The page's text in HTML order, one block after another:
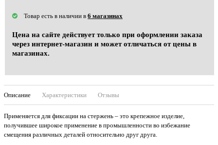
Товар есть в наличии в 6 магазинах
Цена на сайте действует только при оформлении заказа
через интернет-магазин и может отличаться от цены в
магазинах.
Описание Характеристики Отзывы
Применяется для фиксации на стержень – это крепежное изделие,
получившее широкое применение в промышленности во избежание
смещения различных деталей относительно друг друга.